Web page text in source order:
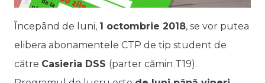
Începând de luni, 1 octombrie 2018, se vor putea
elibera abonamentele CTP de tip student de
către Casieria DSS (parter cămin T19).